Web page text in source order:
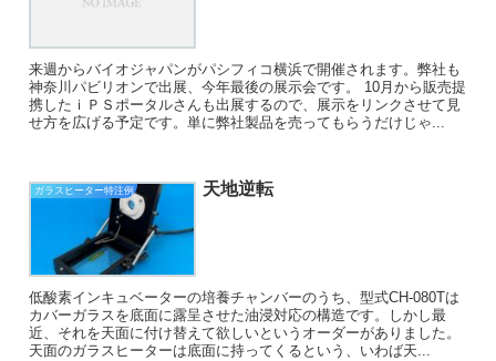
来週からバイオジャパンがパシフィコ横浜で開催されます。弊社も
神奈川パビリオンで出展、今年最後の展示会です。 10月から販売提
携したｉＰＳポータルさんも出展するので、展示をリンクさせて見
せ方を広げる予定です。単に弊社製品を売ってもらうだけじゃ...
ガラスヒーター特注例 天地逆転
低酸素インキュベーターの培養チャンバーのうち、型式CH-080Tは
カバーガラスを底面に露呈させた油浸対応の構造です。しかし最
近、それを天面に付け替えて欲しいというオーダーがありました。
天面のガラスヒーターは底面に持ってくるという、いわば天...